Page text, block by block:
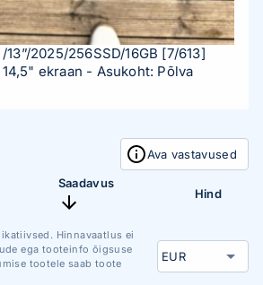
2025/256SSD/16GB [7/613]
ekraan - Asukoht: Põlva
Ava vastavused
Saadavus
Hind
Hinnavaatlus ei
ega tooteinfo õigsuse
tootele saab toote